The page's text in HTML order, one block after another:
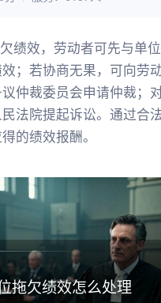
绩效，劳动者可先与单
；若协商无果，可向劳
仲裁委员会申请仲裁；
法院提起诉讼。通过合
的绩效报酬。
拖欠绩效怎么处理